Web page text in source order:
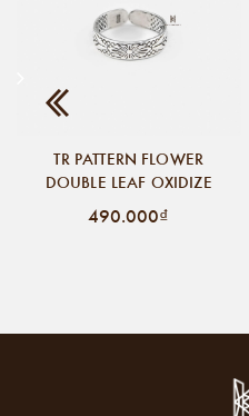
TR PATTERN FLOWER
DOUBLE LEAF OXIDIZE
490.000₫